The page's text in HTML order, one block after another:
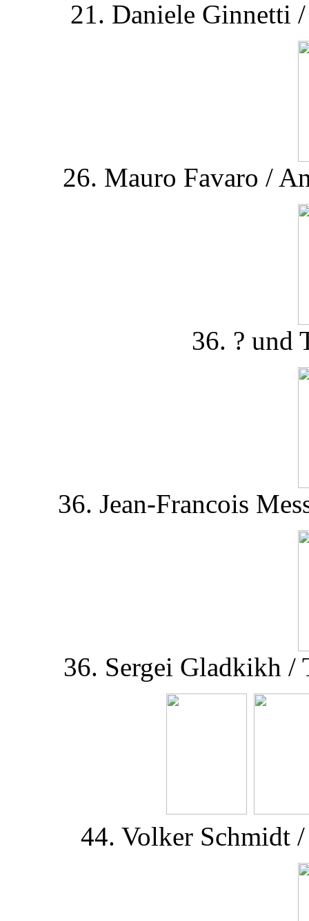
21. Daniele Ginnetti
26. Mauro Favaro /
36. ? und
36. Jean-Francois
36. Sergei Gladkikh /
44. Volker Schmidt